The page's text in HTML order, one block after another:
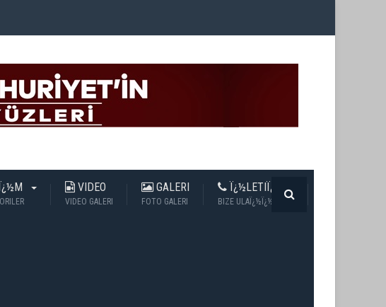
VIDEO
VIDEO GALERI
GALERI
FOTO GALERI
Ï¿½LETIÏ¿½IM
BIZE ULAÏ¿½Ï¿½N